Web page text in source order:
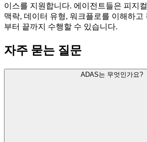
이스를 지원합니다. 에이전트들은 피지
맥락, 데이터 유형, 워크플로를 이해하고
부터 끝까지 수행할 수 있습니다.
자주 묻는 질문
ADAS는 무엇인가요?